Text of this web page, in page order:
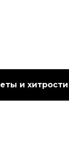
и хитрости